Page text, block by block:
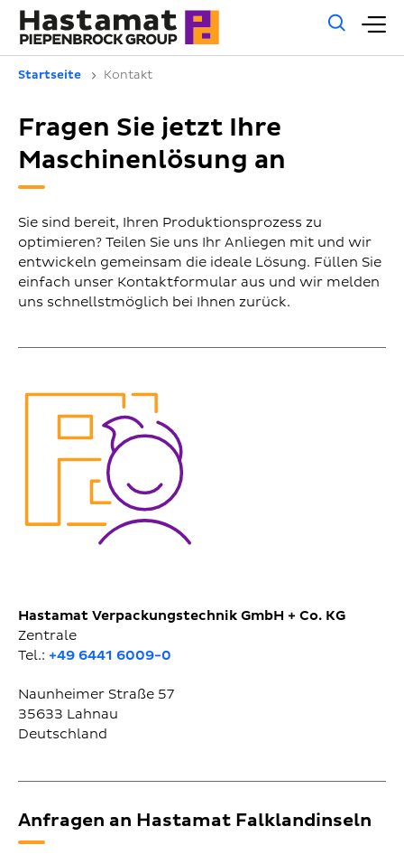
Startseite Kontakt
Fragen Sie jetzt Ihre
Maschinenlösung an
Sie sind bereit, Ihren Produktionsprozess zu
optimieren? Teilen Sie uns Ihr Anliegen mit und wir
entwickeln gemeinsam die ideale Lösung. Füllen Sie
einfach unser Kontaktformular aus und wir melden
uns schnellstmöglich bei Ihnen zurück.
Hastamat Verpackungstechnik GmbH + Co. KG
Zentrale
Tel.: +49 6441 6009-0
Naunheimer Straße 57
35633 Lahnau
Deutschland
Anfragen an Hastamat Falklandinseln